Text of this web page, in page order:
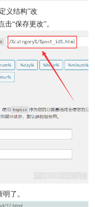
义结构”改
击“保存更改”。
了。